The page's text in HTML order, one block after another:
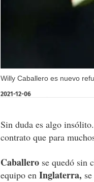
Willy Caballero es nuevo
2021-12-06
Sin duda es algo
contrato que para
Caballero se quedó sin
equipo en Inglaterra,